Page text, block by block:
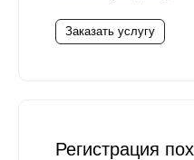
Заказать услугу
Регистрация